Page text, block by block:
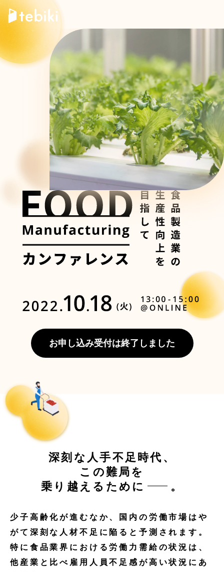
お申し込み受付は終了しました
深刻な人手不足時代、
この難局を
乗り越えるために
。
少子高齢化が進むなか、国内の労働市場はや
がて深刻な人材不足に陥ると予測されます。
特に食品業界における労働力需給の状況は、
他産業と比べ雇用人員不足感が高い状況にあ